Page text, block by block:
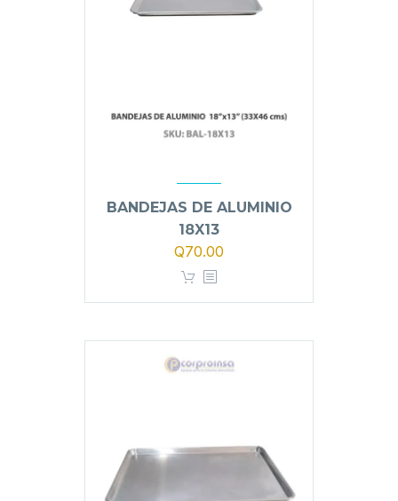
BANDEJAS DE ALUMINIO
18X13
Q70.00